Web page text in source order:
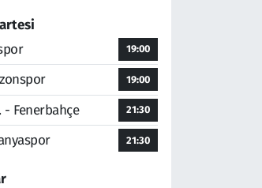
19:00
19:00
- Fenerbahçe 21:30
21:30